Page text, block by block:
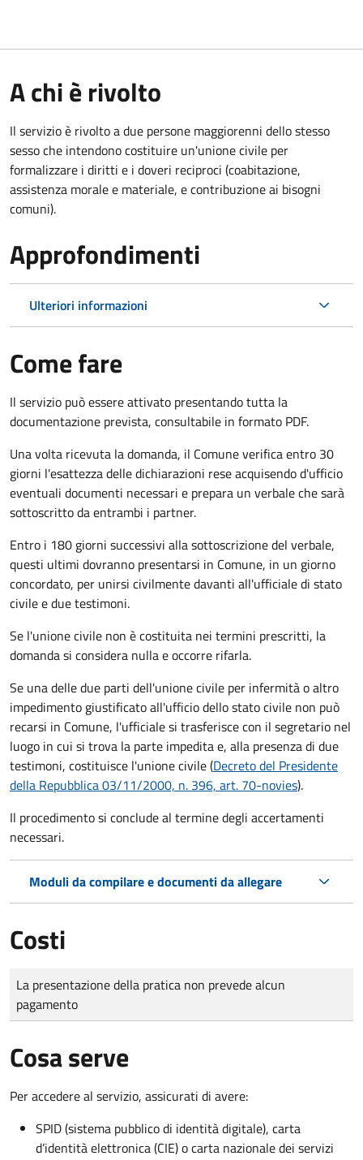
A chi è rivolto
Il servizio è rivolto a due persone maggiorenni dello stesso
sesso che intendono costituire un'unione civile per
formalizzare i diritti e i doveri reciproci (coabitazione,
assistenza morale e materiale, e contribuzione ai bisogni
comuni).
Approfondimenti
Ulteriori informazioni
Come fare
Il servizio può essere attivato presentando tutta la
documentazione prevista, consultabile in formato PDF.
Una volta ricevuta la domanda, il Comune verifica entro 30
giorni l'esattezza delle dichiarazioni rese acquisendo d'ufficio
eventuali documenti necessari e prepara un verbale che sarà
sottoscritto da entrambi i partner.
Entro i 180 giorni successivi alla sottoscrizione del verbale,
questi ultimi dovranno presentarsi in Comune, in un giorno
concordato, per unirsi civilmentedavanti all'ufficiale di stato
civilee due testimoni.
Se l'unione civile non è costituita nei termini prescritti, la
domanda si considera nulla e occorre rifarla.
Se una delle due parti dell'unione civile per infermità o altro
impedimento giustificato all'ufficio dello stato civile non può
recarsi in Comune, l'ufficiale si trasferisce con il segretario nel
luogo in cui si trova la parte impedita e, alla presenza di due
testimoni, costituisce l'unione civile (Decreto del Presidente
della Repubblica 03/11/2000, n. 396, art. 70-novies).
Il procedimento si conclude al termine degli accertamenti
necessari.
Moduli da compilare e documenti da allegare
Costi
Tipo di pagamento
Importo
La presentazione della pratica non prevede alcun
pagamento
Cosa serve
Per accedere al servizio, assicurati di avere:
SPID (sistema pubblico di identità digitale), carta
d’identità elettronica (CIE) o carta nazionale dei servizi